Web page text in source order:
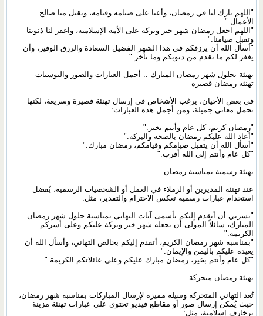
"اللهم بارك لنا في رمضان، وأعنا على صيامه وقيامه، وتقبل منا صالح
الأعمال."
"اللهم اجعل رمضان شهر خير وبركة على الأمة الإسلامية، واغفر لنا ذنوبنا
وتقبل صيامنا."
"أسأل الله أن يرزقكم في هذا الشهر الفضيل السعادة والرزق الوفير، وأن
يغفر لكم ما تقدم من ذنوبكم وما تأخر."
تهنئة بحلول شهر رمضان المبارك .. أجمل العبارات والصور والبوستات
تهنئة رمضان قصيرة
في بعض الأحيان، يرغب الأشخاص في إرسال تهنئة قصيرة وسريعة، لكنها
تحمل معاني جميلة، ومن أجمل هذه العبارات:
"رمضان كريم، كل عام وأنتم بخير."
"أعاد الله عليكم رمضان بالصحة والبركة."
"أسأل الله أن يتقبل صيامكم وقيامكم، رمضان مبارك."
"كل عام وأنتم إلى الله أقرب."
تهنئة رسمية بمناسبة رمضان
عند تهنئة المديرين أو الزملاء في العمل أو الشخصيات الرسمية، يُفضل
استخدام عبارات رسمية تعكس الاحترام والتقدير، مثل:
"يسرني أن أتقدم إليكم بأسمى آيات التهاني بمناسبة حلول شهر رمضان
المبارك، سائلاً المولى أن يجعله شهر خير وبركة عليكم وعلى أسركم
الكريمة."
"بمناسبة شهر رمضان الكريم، أتقدم إليكم بخالص التهاني، وأسأل الله أن
يعيده عليكم باليمن والإيمان."
"كل عام وأنتم بخير، رمضان مبارك عليكم وعلى عائلاتكم الكريمة."
تهنئة رمضان متحركة
تُعد التهاني المتحركة وسيلة مميزة لإرسال المباركات بمناسبة شهر رمضان،
حيث يُمكن إرسال صور أو مقاطع فيديو تحتوي على عبارات تهنئة مزينة
بزخارف إسلامية، مثل: